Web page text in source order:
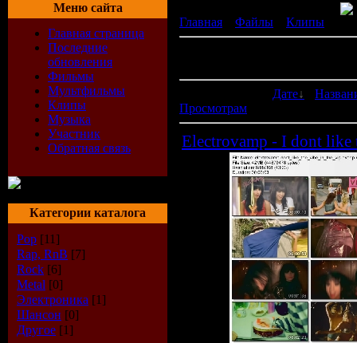
Меню сайта
Главная страница
Последние
обновления
Фильмы
Мультфильмы
Клипы
Музыка
Участник
Обратная связь
Категории каталога
Pop [11]
Rap, RnB [7]
Rock [6]
Metal [0]
Электроника [1]
Шансон [0]
Другое [1]
Главная Файлы Клипы
Дате
Просмотрам
Electrovamp - I dont